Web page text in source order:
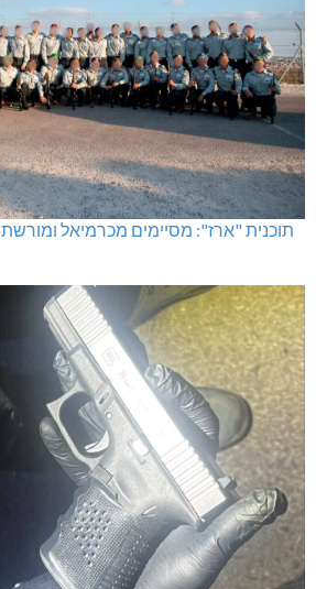
תוכנית "ארז": מסיימים מכרמיאל ומורשת